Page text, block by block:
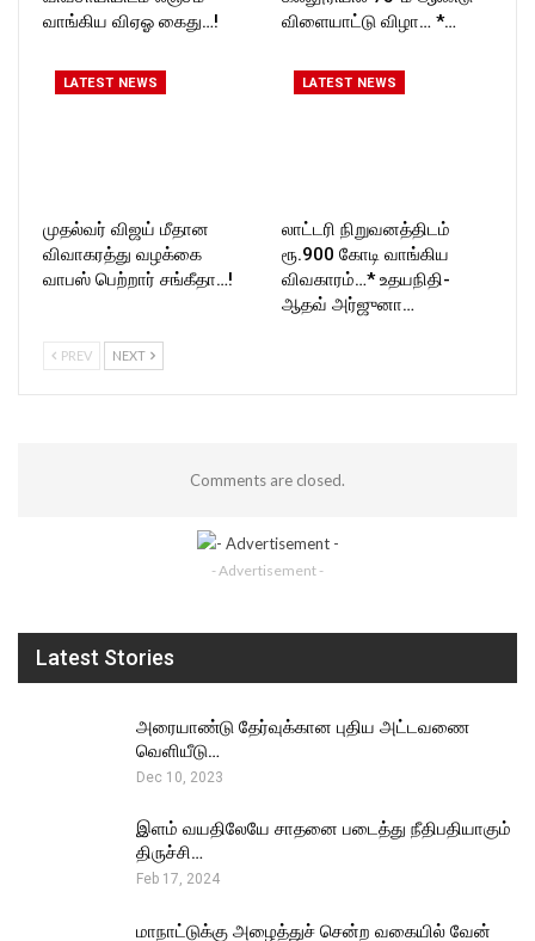
வாங்கிய விஏஓ கைது…!
விளையாட்டு விழா… *…
LATEST NEWS
முதல்வர் விஜய் மீதான
விவாகரத்து வழக்கை
வாபஸ் பெற்றார் சங்கீதா…!
LATEST NEWS
லாட்டரி நிறுவனத்திடம்
ரூ.900 கோடி வாங்கிய
விவகாரம்…* உதயநிதி-
ஆதவ் அர்ஜுனா…
PREV NEXT
Comments are closed.
- Advertisement -
Latest Stories
அரையாண்டு தேர்வுக்கான புதிய அட்டவணை
வெளியீடு…
Dec 10, 2023
இளம் வயதிலேயே சாதனை படைத்து நீதிபதியாகும்
திருச்சி…
Feb 17, 2024
மாநாட்டுக்கு அழைத்துச் சென்ற வகையில் வேன்